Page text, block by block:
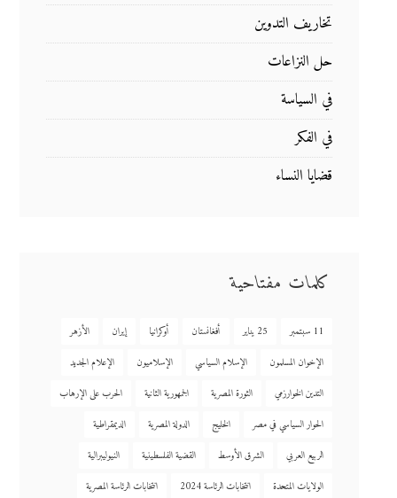
تخاريف التدوين
حل النزاعات
في السياسة
في الفكر
قضايا النساء
كلمات مفتاحية
11 سبتمبر 25 يناير أفغانستان أوكرانيا إيران
الأزهر
الإخوان المسلمون
الإسلام السياسي الإسلاميون
الإعلام الجديد
التدين الخوارزمي
الثورة المصرية الجمهورية الثانية
الحرب على الإرهاب
الحوار السياسي في مصر
الخليج الدولة المصرية
الديمقراطية
الربيع العربي
الشرق الأوسط القضية الفلسطينية
النيوليبرالية
الولايات المتحدة
انتخابات الرئاسة 2024
انتخابات الرئاسة المصرية